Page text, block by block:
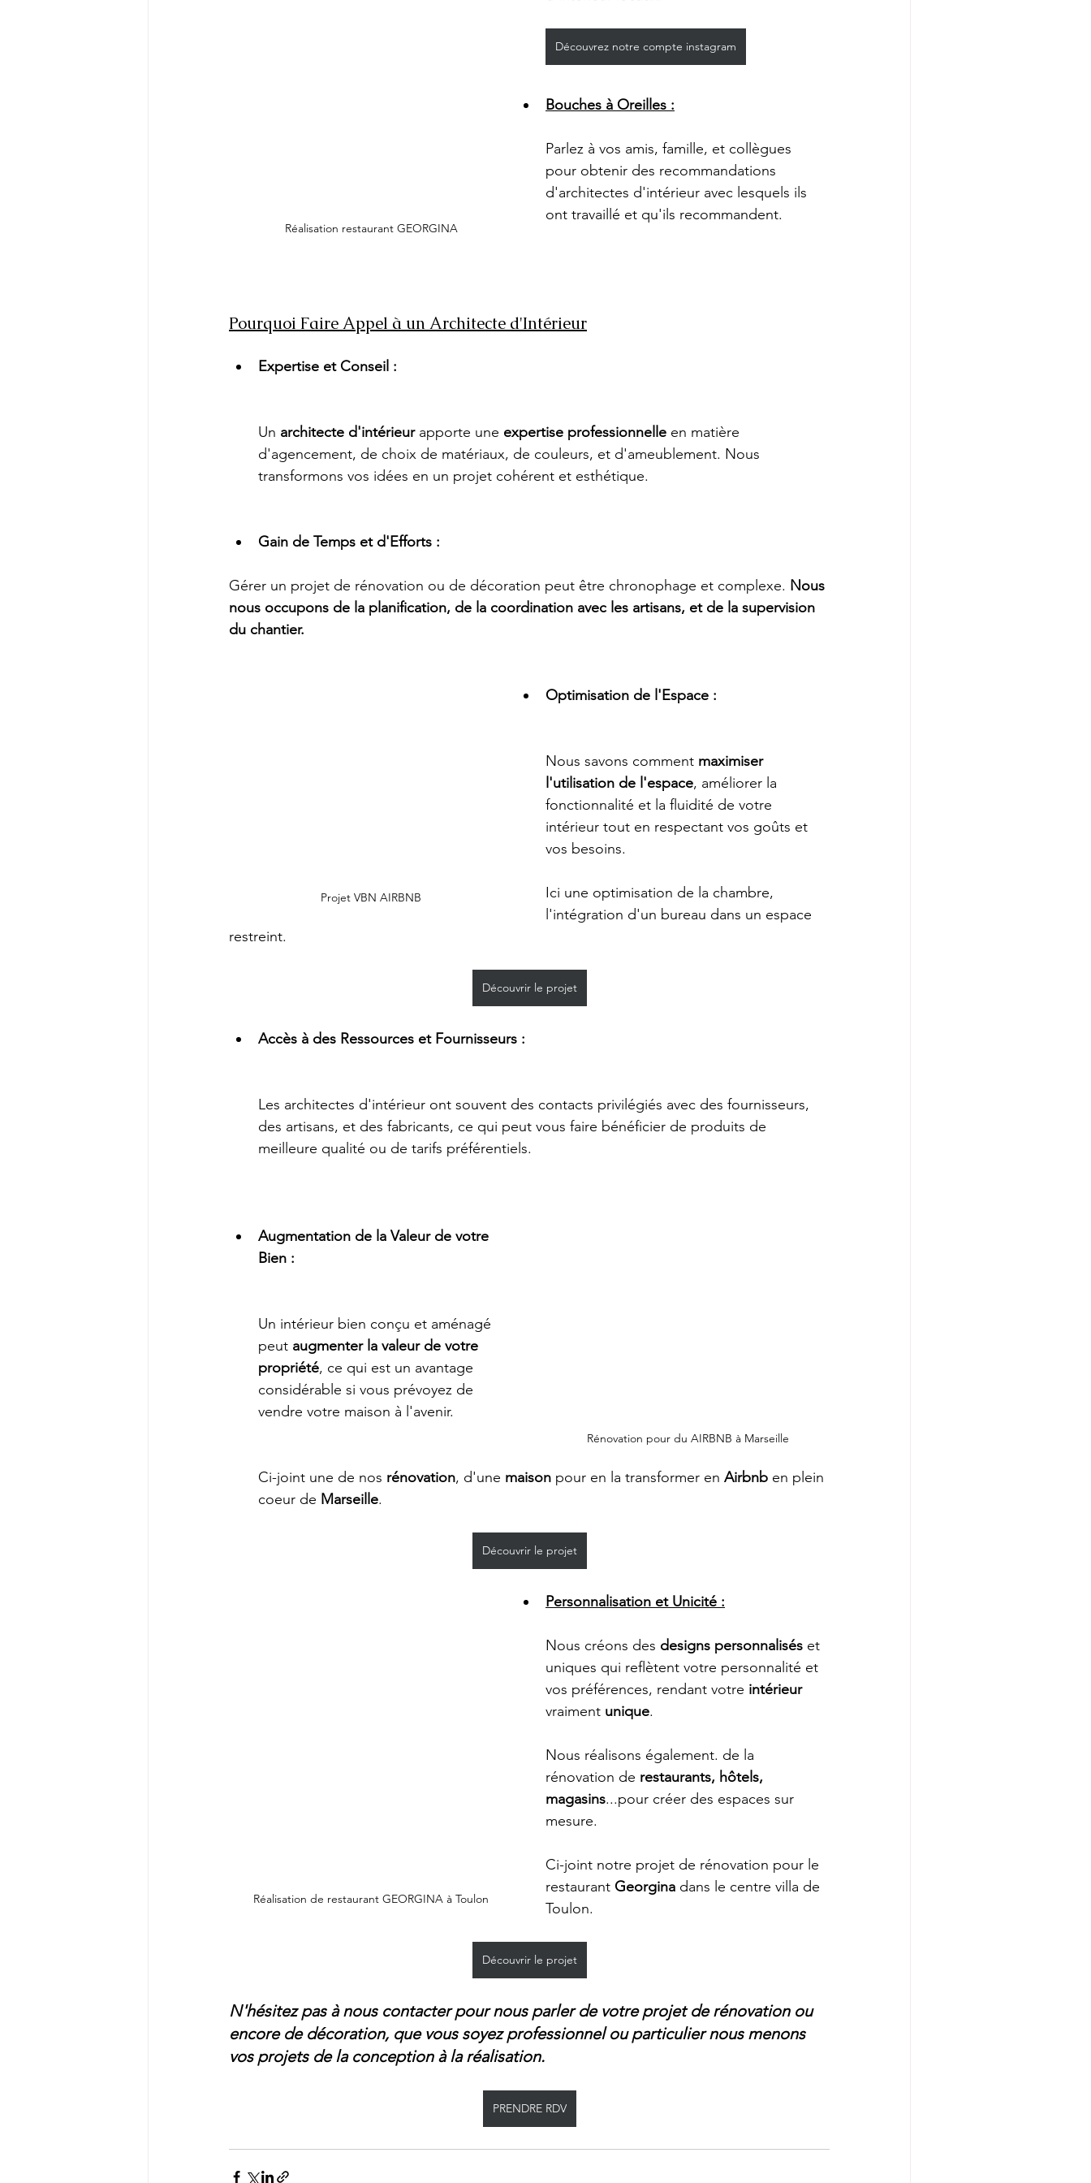
Réalisation restaurant GEORGINA
Découvrez notre compte instagram
Bouches à Oreilles :
Parlez à vos amis, famille, et collègues
pour obtenir des recommandations
d'architectes d'intérieur avec lesquels ils
ont travaillé et qu'ils recommandent.
Pourquoi Faire Appel à un Architecte d'Intérieur
Expertise et Conseil :
Un architecte d'intérieur apporte une expertise professionnelle en matière
d'agencement, de choix de matériaux, de couleurs, et d'ameublement. Nous
transformons vos idées en un projet cohérent et esthétique.
Gain de Temps et d'Efforts :
Gérer un projet de rénovation ou de décoration peut être chronophage et complexe. Nous
nous occupons de la planification, de la coordination avec les artisans, et de la supervision
du chantier.
Projet VBN AIRBNB
Optimisation de l'Espace :
Nous savons comment maximiser
l'utilisation de l'espace, améliorer la
fonctionnalité et la fluidité de votre
intérieur tout en respectant vos goûts et
vos besoins.
Ici une optimisation de la chambre,
l'intégration d'un bureau dans un espace
restreint.
Découvrir le projet
Accès à des Ressources et Fournisseurs :
Les architectes d'intérieur ont souvent des contacts privilégiés avec des fournisseurs,
des artisans, et des fabricants, ce qui peut vous faire bénéficier de produits de
meilleure qualité ou de tarifs préférentiels.
Rénovation pour du AIRBNB à Marseille
Augmentation de la Valeur de votre
Bien :
Un intérieur bien conçu et aménagé
peut augmenter la valeur de votre
propriété, ce qui est un avantage
considérable si vous prévoyez de
vendre votre maison à l'avenir.
Ci-joint une de nos rénovation, d'une maison pour en la transformer en Airbnb en plein
coeur de Marseille.
Découvrir le projet
Réalisation de restaurant GEORGINA à Toulon
Personnalisation et Unicité :
Nous créons des designs personnalisés et
uniques qui reflètent votre personnalité et
vos préférences, rendant votre intérieur
vraiment unique.
Nous réalisons également. de la
rénovation de restaurants, hôtels,
magasins...pour créer des espaces sur
mesure.
Ci-joint notre projet de rénovation pour le
restaurant Georgina dans le centre villa de
Toulon.
Découvrir le projet
N'hésitez pas à nous contacter pour nous parler de votre projet de rénovation ou
encore de décoration, que vous soyez professionnel ou particulier nous menons
vos projets de la conception à la réalisation.
PRENDRE RDV